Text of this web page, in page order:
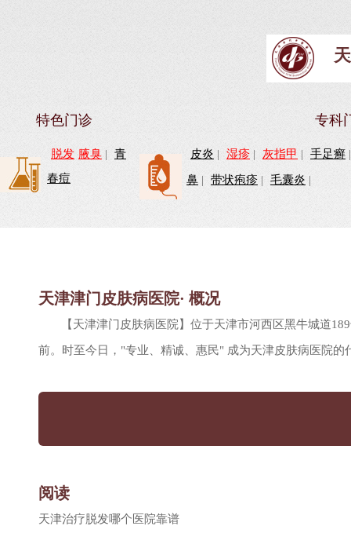
特色门诊
脱发 腋臭 |
青
春痘
专科
皮炎 | 湿疹 | 灰指甲 | 手足癣
鼻 | 带状疱疹 | 毛囊炎 |
天津津门皮肤病医院· 概况
【天津津门皮肤病医院】位于天津市河西区黑牛城道
前。时至今日，"专业、精诚、惠民" 成为天津皮肤病医院
阅读
天津治疗脱发哪个医院靠谱